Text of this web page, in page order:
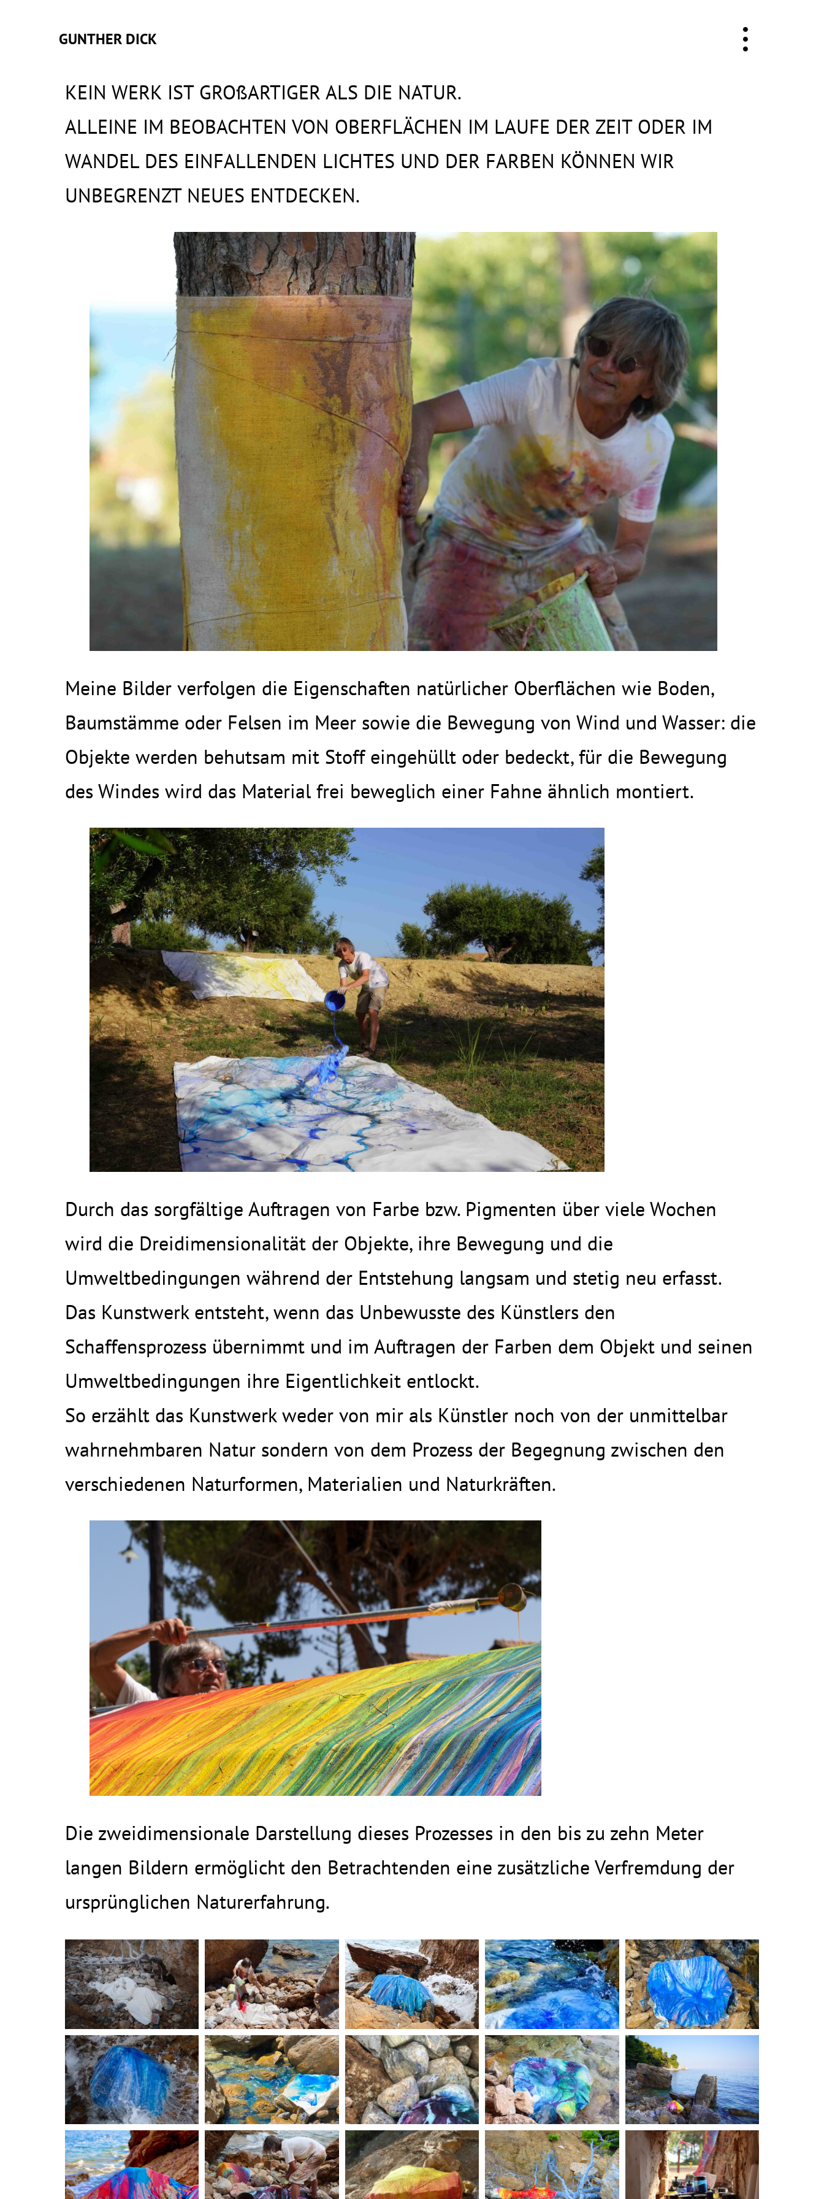
GUNTHER DICK
KEIN WERK IST GROßARTIGER ALS DIE NATUR.
ALLEINE IM BEOBACHTEN VON OBERFLÄCHEN IM LAUFE DER ZEIT ODER IM
WANDEL DES EINFALLENDEN LICHTES UND DER FARBEN KÖNNEN WIR
UNBEGRENZT NEUES ENTDECKEN.
Meine Bilder verfolgen die Eigenschaften natürlicher Oberflächen wie Boden,
Baumstämme oder Felsen im Meer sowie die Bewegung von Wind und Wasser: die
Objekte werden behutsam mit Stoff eingehüllt oder bedeckt, für die Bewegung
des Windes wird das Material frei beweglich einer Fahne ähnlich montiert.
Durch das sorgfältige Auftragen von Farbe bzw. Pigmenten über viele Wochen
wird die Dreidimensionalität der Objekte, ihre Bewegung und die
Umweltbedingungen während der Entstehung langsam und stetig neu erfasst.
Das Kunstwerk entsteht, wenn das Unbewusste des Künstlers den
Schaffensprozess übernimmt und im Auftragen der Farben dem Objekt und seinen
Umweltbedingungen ihre Eigentlichkeit entlockt.
So erzählt das Kunstwerk weder von mir als Künstler noch von der unmittelbar
wahrnehmbaren Natur sondern von dem Prozess der Begegnung zwischen den
verschiedenen Naturformen, Materialien und Naturkräften.
Die zweidimensionale Darstellung dieses Prozesses in den bis zu zehn Meter
langen Bildern ermöglicht den Betrachtenden eine zusätzliche Verfremdung der
ursprünglichen Naturerfahrung.